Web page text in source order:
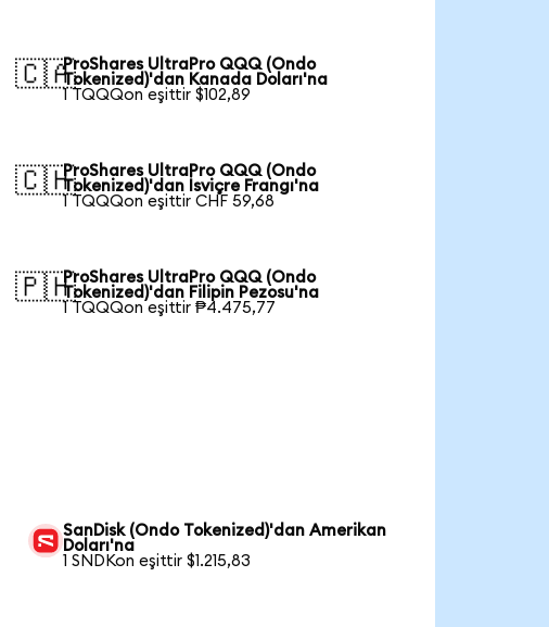
🇨🇦ProShares UltraPro QQQ (Ondo
Tokenized)'dan Kanada Doları'na
1 TQQQon eşittir $102,89
🇨🇭ProShares UltraPro QQQ (Ondo
Tokenized)'dan İsviçre Frangı'na
1 TQQQon eşittir CHF 59,68
🇵🇭ProShares UltraPro QQQ (Ondo
Tokenized)'dan Filipin Pezosu'na
1 TQQQon eşittir ₱4.475,77
SanDisk (Ondo Tokenized)'dan Amerikan
Doları'na
1 SNDKon eşittir $1.215,83